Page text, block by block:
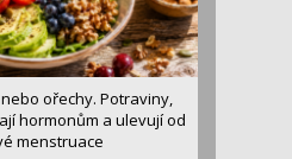
ořechy. Potraviny,
hormonům a ulevují od
menstruace